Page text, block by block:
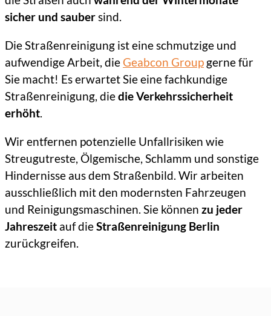
sicher und saubersind.
Die Straßenreinigung ist eine schmutzige und
aufwendige Arbeit, die Geabcon Group gerne für
Sie macht! Es erwartet Sie eine fachkundige
Straßenreinigung, diedie Verkehrssicherheit
erhöht.
Wir entfernen potenzielle Unfallrisiken wie
Streugutreste, Ölgemische, Schlamm und sonstige
Hindernisse aus dem Straßenbild. Wir arbeiten
ausschließlich mit den modernsten Fahrzeugen
und Reinigungsmaschinen. Sie können zu jeder
Jahreszeit auf dieStraßenreinigung Berlin
zurückgreifen.